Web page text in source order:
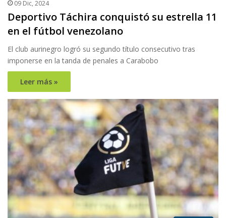
09 Dic, 2024
Deportivo Táchira conquistó su estrella 11
en el fútbol venezolano
El club aurinegro logró su segundo título consecutivo tras
imponerse en la tanda de penales a Carabobo
Leer más »